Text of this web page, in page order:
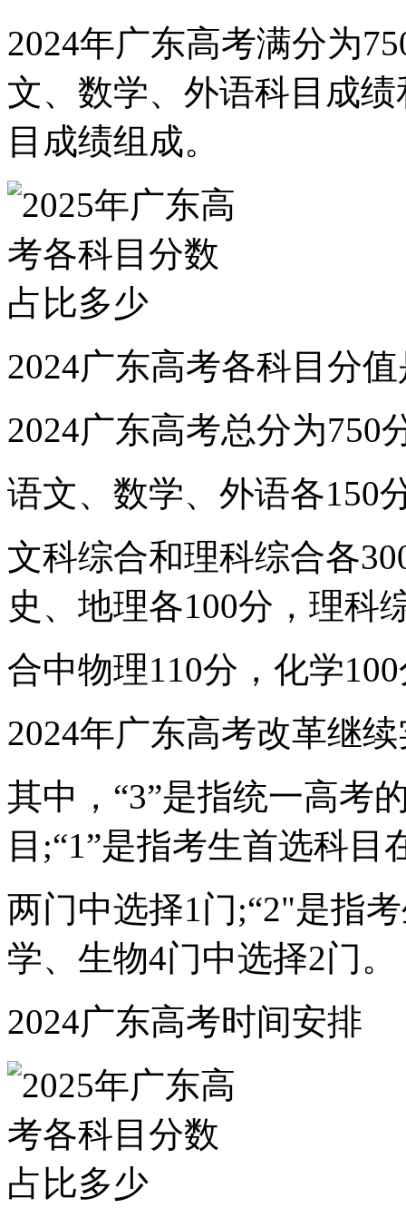
2024年广东高考满分为
文、数学、外语科目成
目成绩组成。
2024广东高考各科目分
2024广东高考总分为750
语文、数学、外语各150
文科综合和理科综合各
史、地理各100分，理科
合中物理110分，化学
2024年广东高考改革继
其中，“3”是指统一高考
目;“1”是指考生首选科目
两门中选择1门;“2"是指
学、生物4门中选择2门。
2024广东高考时间安排